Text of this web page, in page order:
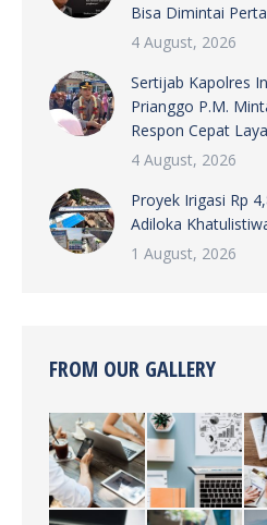
Bisa Dimintai
4 August, 2026
Sertijab Kapolres
Prianggo P.M.
Respon Cepat
4 August, 2026
Proyek Irigasi Rp
Adiloka
1 August, 2026
FROM OUR GALLERY